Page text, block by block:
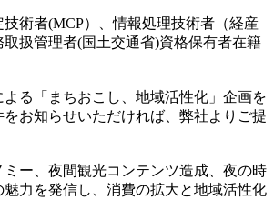
術者(MCP）、情報処理技術者（経産
扱管理者(国土交通省)資格保有者在籍
る「まちおこし、地域活性化」企画を
をお知らせいただければ、弊社よりご提
ー、夜間観光コンテンツ造成、夜の時
魅力を発信し、消費の拡大と地域活性化